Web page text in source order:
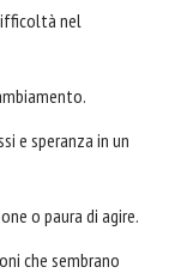
nel
e speranza in un
o paura di agire.
che sembrano